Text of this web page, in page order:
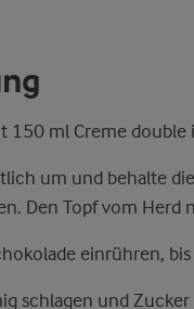
150 ml Creme
um und behalte
Den Topf vom Herd
einrühren,
schlagen und